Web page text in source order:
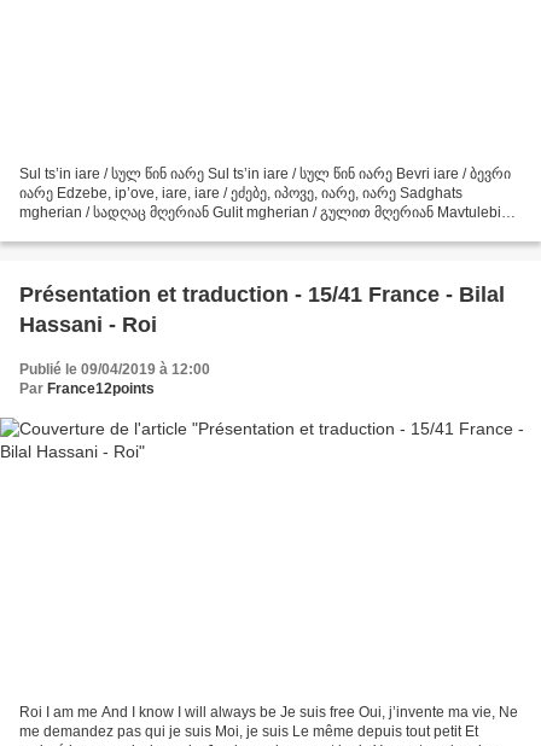
Sul ts’in iare / სულ წინ იარე Sul ts’in iare / სულ წინ იარე Bevri iare / ბევრი
იარე Edzebe, ip’ove, iare, iare / ეძებე, იპოვე, იარე, იარე Sadghats
mgherian / სადღაც მღერიან Gulit mgherian / გულით მღერიან Mavtulebia /
Présentation et traduction - 15/41 France - Bilal
Hassani - Roi
Publié le 09/04/2019 à 12:00
Par France12points
Roi I am me And I know I will always be Je suis free Oui, j’invente ma vie, Ne
me demandez pas qui je suis Moi, je suis Le même depuis tout petit Et